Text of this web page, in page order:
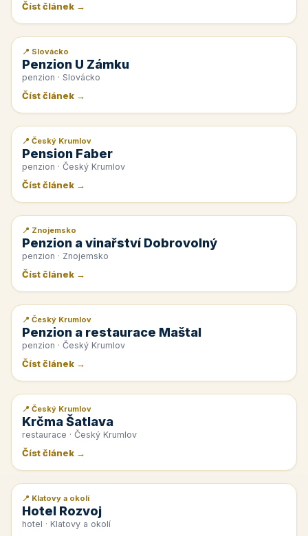
Číst článek →
📰 PR článek
📍 Slovácko
Penzion U Zámku
penzion · Slovácko
Číst článek →
📰 PR článek
📍 Český Krumlov
Pension Faber
penzion · Český Krumlov
Číst článek →
📰 PR článek
📍 Znojemsko
Penzion a vinařství Dobrovolný
penzion · Znojemsko
Číst článek →
📰 PR článek
📍 Český Krumlov
Penzion a restaurace Maštal
penzion · Český Krumlov
Číst článek →
📰 PR článek
📍 Český Krumlov
Krčma Šatlava
restaurace · Český Krumlov
Číst článek →
📰 PR článek
📍 Klatovy a okolí
Hotel Rozvoj
hotel · Klatovy a okolí